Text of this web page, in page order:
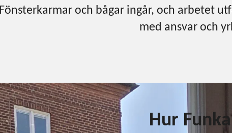
Fönsterkarmar och bågar ingår, och arbetet
med ansvar och
Hur